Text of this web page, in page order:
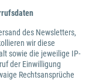
des Newsletters,
wir diese
sowie die jeweilige IP-
der Einwilligung
Rechtsansprüche